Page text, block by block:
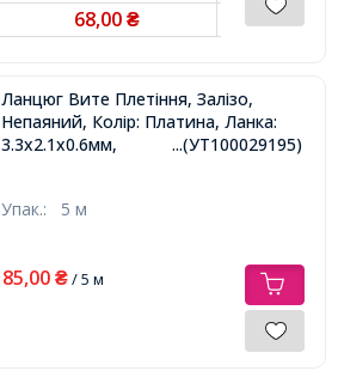
68,00₴
Ланцюг Вите Плетіння, Залізо,
Непаяний, Колір: Платина, Ланка:
3.3х2.1х0.6мм,
...(УТ100029195)
Упак.: 5 м
85,00 ₴/ 5 м